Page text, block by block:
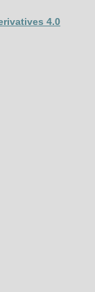
4.0